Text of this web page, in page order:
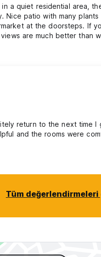
a quiet residential area,
Nice patio with many plants
at the doorsteps. If
are much better than
return to the next time I
and the rooms were
Tüm